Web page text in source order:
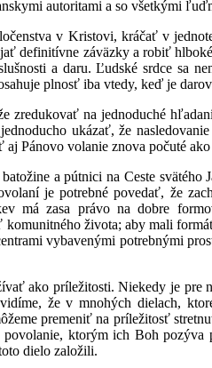
autoritami a so všetkými
v Kristovi, kráčať v
definitívne záväzky a robiť
a daru. Ľudské srdce sa
plnosť iba vtedy, keď je
zredukovať na jednoduché
ukázať, že
aj Pánovo volanie znova počuté
a pútnici na Ceste
je potrebné povedať, že
má zasa právo na dobre
komunitného života; aby mali
vybavenými potrebnými
ako príležitosti. Niekedy je pre
že v mnohých dielach,
premeniť na príležitosť
ktorým ich Boh
dielo založili.